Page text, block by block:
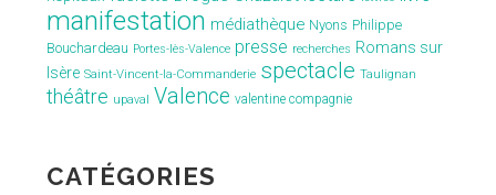
manifestation médiathèque Nyons Philippe
Bouchardeau Portes-lès-Valence presse recherches Romans sur
Isère Saint-Vincent-la-Commanderie spectacle Taulignan
théâtre upaval Valence valentine compagnie
CATÉGORIES